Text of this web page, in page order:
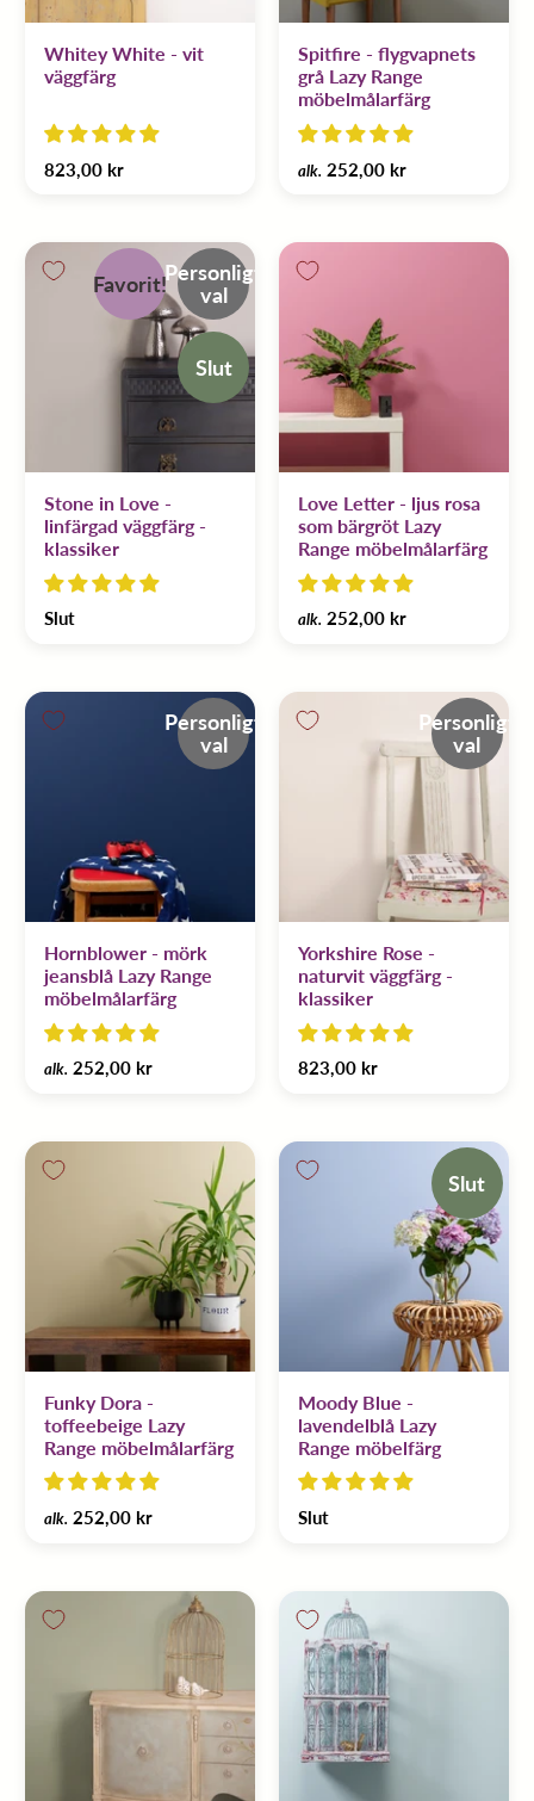
Whitey White - vit
väggfärg
823,00 kr
Spitfire - flygvapnets
grå Lazy Range
möbelmålarfärg
alk. 252,00 kr
Personligt
val
Favorit!
Slut
Stone in Love -
linfärgad väggfärg -
klassiker
Slut
Love Letter - ljus rosa
som bärgröt Lazy
Range möbelmålarfärg
alk. 252,00 kr
Personligt
val
Hornblower - mörk
jeansblå Lazy Range
möbelmålarfärg
alk. 252,00 kr
Personligt
val
Yorkshire Rose -
naturvit väggfärg -
klassiker
823,00 kr
Funky Dora -
toffeebeige Lazy
Range möbelmålarfärg
alk. 252,00 kr
Slut
Moody Blue -
lavendelblå Lazy
Range möbelfärg
Slut